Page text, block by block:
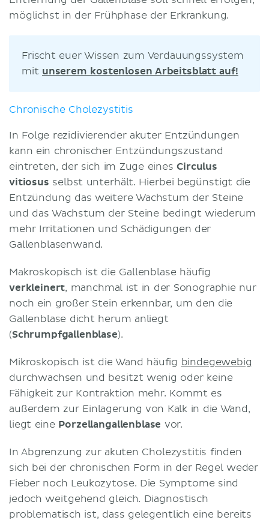
möglichst in der Frühphase der Erkrankung.
Frischt euer Wissen zum Verdauungssystem
mit unserem kostenlosen Arbeitsblatt auf!
Chronische Cholezystitis
In Folge rezidivierender akuter Entzündungen
kann ein chronischer Entzündungszustand
eintreten, der sich im Zuge einesCirculus
vitiosus selbst unterhält. Hierbei begünstigt die
Entzündung das weitere Wachstum der Steine
und das Wachstum der Steine bedingt wiederum
mehr Irritationen und Schädigungen der
Gallenblasenwand.
Makroskopisch ist die Gallenblase häufig
verkleinert, manchmal ist in der Sonographie nur
noch ein großer Stein erkennbar, um den die
Gallenblase dicht herum anliegt
(Schrumpfgallenblase).
Mikroskopisch ist die Wand häufig bindegewebig
durchwachsen und besitzt wenig oder keine
Fähigkeit zur Kontraktion mehr. Kommt es
außerdem zur Einlagerung von Kalk in die Wand,
liegt eine Porzellangallenblase vor.
In Abgrenzung zur akuten Cholezystitis finden
sich bei der chronischen Form in der Regel weder
Fieber noch Leukozytose. Die Symptome sind
jedoch weitgehend gleich. Diagnostisch
problematisch ist, dass gelegentlich eine bereits